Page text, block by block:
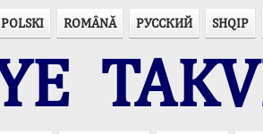
POLSKI ROMÂNĂ РУССКИЙ SHQIP